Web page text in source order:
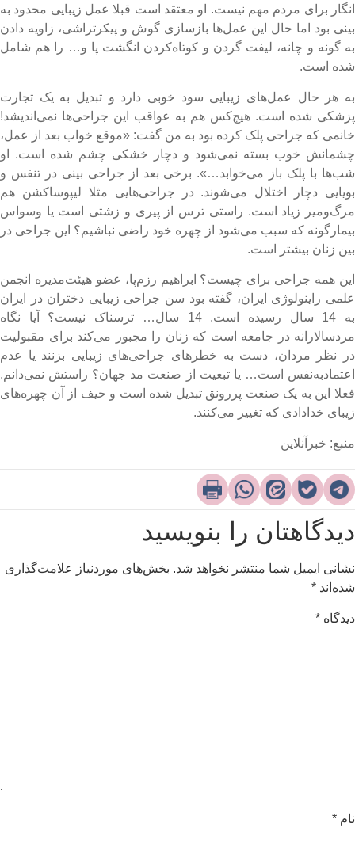
برای مردم مهم نیست. او معتقد است قبلا عمل زیبایی محدود به
بود اما حال این عمل‌ها بازسازی گوش و پیکرتراشی، زاویه دادن
گونه و چانه، لیفت گردن و کوتاه‌کردن انگشت پا و… را هم شامل
است.
هر حال عمل‌های زیبایی سود خوبی دارد و تبدیل به یک تجارت
شده است. هیچ‌کس هم به عواقب این جراحی‌ها نمی‌اندیشد!
که جراحی پلک کرده بود به من گفت: «موقع خواب بعد از عمل،
خوب بسته نمی‌شود و دچار خشکی چشم شده است. او
با پلک باز می‌خوابد…». برخی بعد از جراحی‌ بینی در تنفس و
دچار اختلال می‌شوند. در جراحی‌هایی مثلا لیپوساکشن هم
زیاد است. راستی ترس از پیری و زشتی است یا وسواس
که سبب می‌شود از چهره خود راضی نباشیم؟ این جراحی‌ در
زنان بیشتر است.
همه جراحی برای چیست؟ ابراهیم رزم‌پا، عضو هیئت‌مدیره انجمن
راینولوژی ایران، گفته بود سن جراحی زیبایی دختران در ایران
به 14 سال رسیده است. 14 سال… ترسناک نیست؟ آیا نگاه
در جامعه است که زنان را مجبور می‌کند برای مقبولیت
نظر مردان، دست به خطرهای جراحی‌های زیبایی بزنند یا عدم
است… یا تبعیت از صنعت مد جهان؟ راستش نمی‌دانم.
این به یک صنعت پررونق تبدیل شده است و حیف از آن چهره‌های
خدادادی که تغییر می‌کنند.
خبرآنلاین
را بنویسید
ایمیل شما منتشر نخواهد شد. بخش‌های موردنیاز علامت‌گذاری
*
*
*